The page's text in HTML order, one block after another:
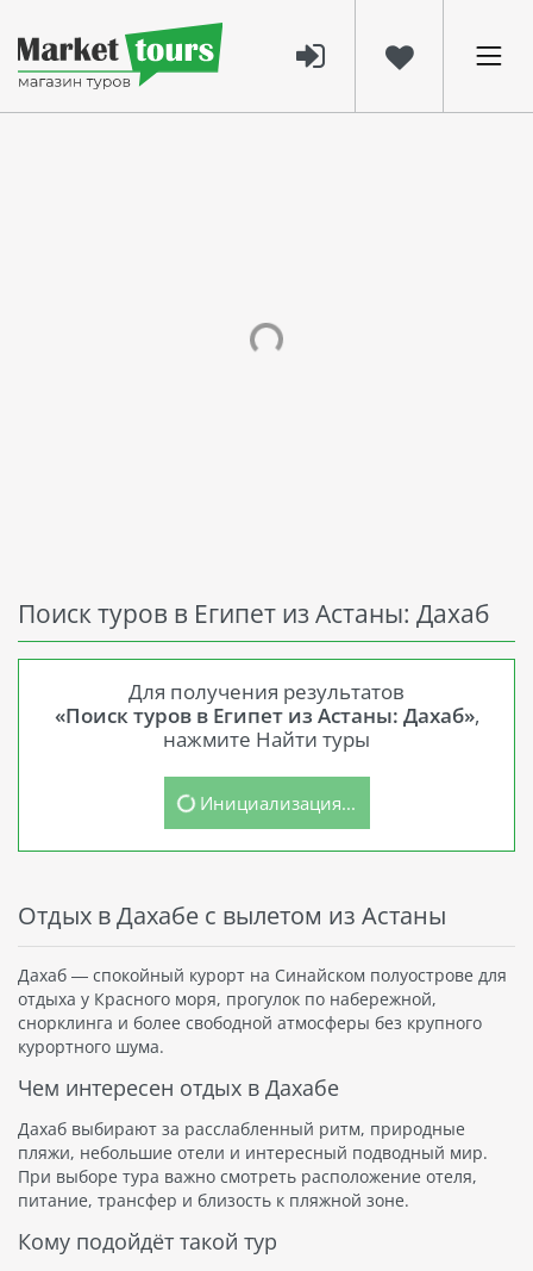
Поиск туров в Египет из Астаны: Дахаб
Для получения результатов
«Поиск туров в Египет из Астаны: Дахаб»,
нажмите Найти туры
Инициализация...
Отдых в Дахабе с вылетом из Астаны
Дахаб — спокойный курорт на Синайском полуострове для
отдыха у Красного моря, прогулок по набережной,
снорклинга и более свободной атмосферы без крупного
курортного шума.
Чем интересен отдых в Дахабе
Дахаб выбирают за расслабленный ритм, природные
пляжи, небольшие отели и интересный подводный мир.
При выборе тура важно смотреть расположение отеля,
питание, трансфер и близость к пляжной зоне.
Кому подойдёт такой тур